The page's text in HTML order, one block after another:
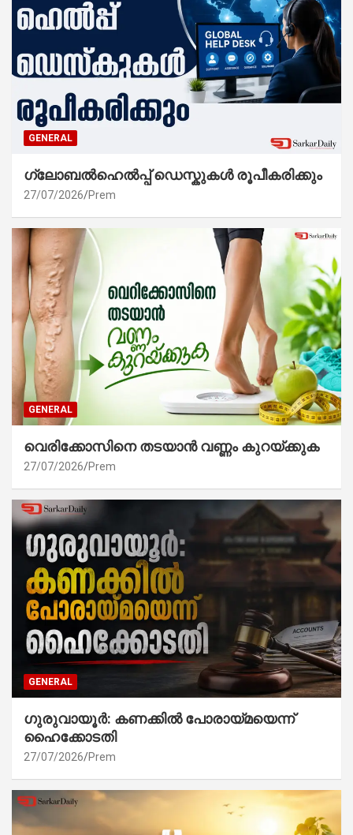
GENERAL
ഗ്ലോബൽഹെൽപ്പ് ഡെസ്കുകൾ രൂപീകരിക്കും
27/07/2026 Prem
GENERAL
വെരിക്കോസിനെ തടയാൻ വണ്ണം കുറയ്ക്കുക
27/07/2026 Prem
GENERAL
ഗുരുവായൂർ: കണക്കിൽ പോരായ്മയെന്ന്
ഹൈക്കോടതി
27/07/2026 Prem